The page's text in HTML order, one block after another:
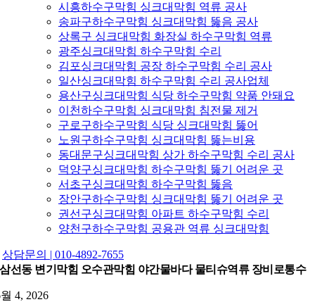
시흥하수구막힘 싱크대막힘 역류 공사
송파구하수구막힘 싱크대막힘 뚫음 공사
상록구 싱크대막힘 화장실 하수구막힘 역류
광주싱크대막힘 하수구막힘 수리
김포싱크대막힘 공장 하수구막힘 수리 공사
일산싱크대막힘 하수구막힘 수리 공사업체
용산구싱크대막힘 식당 하수구막힘 약품 안돼요
이천하수구막힘 싱크대막힘 침전물 제거
구로구하수구막힘 식당 싱크대막힘 뚫어
노원구하수구막힘 싱크대막힘 뚫는비용
동대문구싱크대막힘 상가 하수구막힘 수리 공사
덕양구싱크대막힘 하수구막힘 뚫기 어려운 곳
서초구싱크대막힘 하수구막힘 뚫음
장안구하수구막힘 싱크대막힘 뚫기 어려운 곳
권선구싱크대막힘 아파트 하수구막힘 수리
양천구하수구막힘 공용관 역류 싱크대막힘
상담문의 | 010-4892-7655
삼선동 변기막힘 오수관막힘 야간물바다 물티슈역류 장비로통수
4, 2026